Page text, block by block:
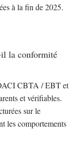
à la fin de 2025.
la conformité
CBTA / EBT et
et vérifiables.
sur le
les comportements